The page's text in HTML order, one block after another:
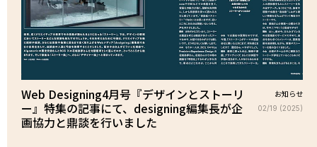
Web Designing4月号『デザインとストーリ
ー』特集の記事にて、designing編集長が企
画協力と鼎談を行いました
お知らせ
02/19 (2025)